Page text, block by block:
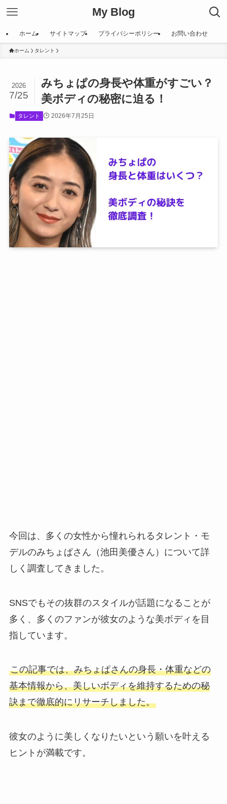
My Blog
ホーム サイトマップ プライバシーポリシー お問い合わせ
ホーム タレント
みちょぱの身長や体重がすごい？
美ボディの秘密に迫る！
2026
7/25
タレント 2026年7月25日
今回は、多くの女性から憧れられるタレント・モ
デルのみちょぱさん（池田美優さん）について詳
しく調査してきました。
SNSでもその抜群のスタイルが話題になることが
多く、多くのファンが彼女のような美ボディを目
指しています。
この記事では、みちょぱさんの身長・体重などの
基本情報から、美しいボディを維持するための秘
訣まで徹底的にリサーチしました。
彼女のように美しくなりたいという願いを叶える
ヒントが満載です。